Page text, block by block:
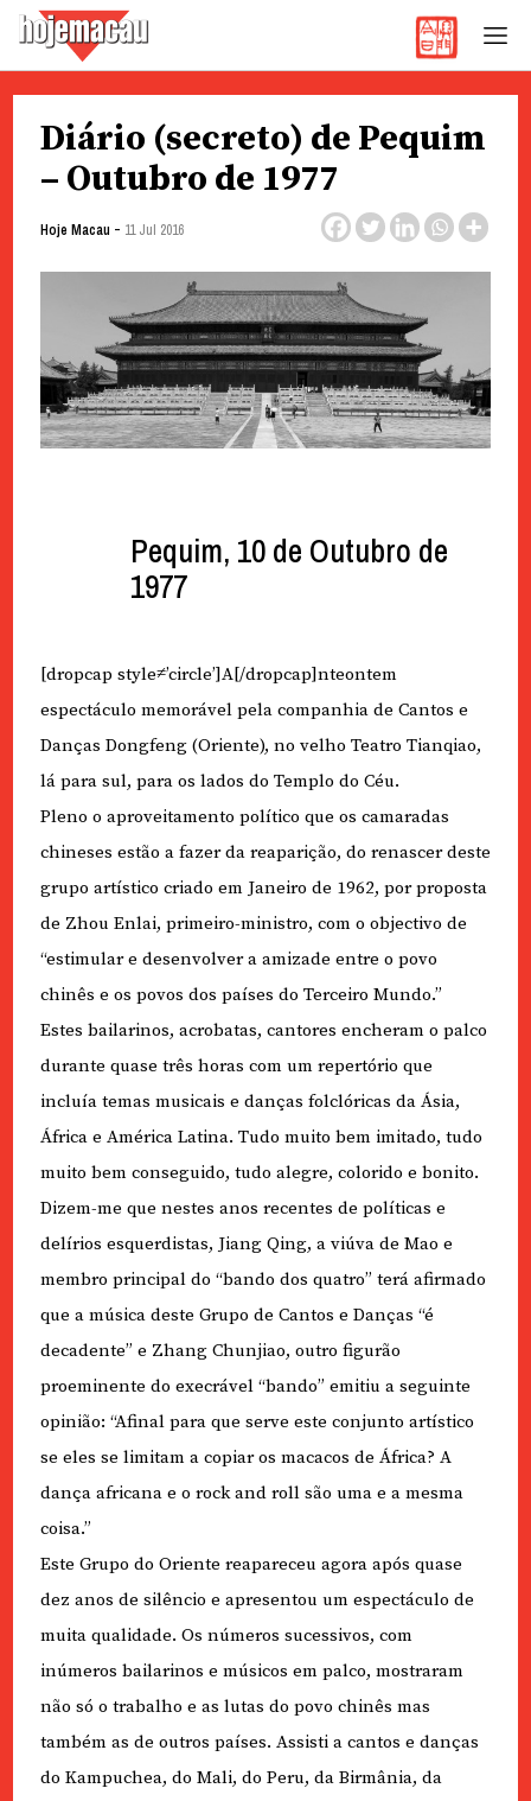
Diário (secreto) de Pequim
– Outubro de 1977
Hoje Macau - 11 Jul 2016
Pequim, 10 de Outubro de
1977
[dropcap style≠’circle’]A[/dropcap]nteontem
espectáculo memorável pela companhia de Cantos e
Danças Dongfeng (Oriente), no velho Teatro Tianqiao,
lá para sul, para os lados do Templo do Céu.
Pleno o aproveitamento político que os camaradas
chineses estão a fazer da reaparição, do renascer deste
grupo artístico criado em Janeiro de 1962, por proposta
de Zhou Enlai, primeiro-ministro, com o objectivo de
“estimular e desenvolver a amizade entre o povo
chinês e os povos dos países do Terceiro Mundo.”
Estes bailarinos, acrobatas, cantores encheram o palco
durante quase três horas com um repertório que
incluía temas musicais e danças folclóricas da Ásia,
África e América Latina. Tudo muito bem imitado, tudo
muito bem conseguido, tudo alegre, colorido e bonito.
Dizem-me que nestes anos recentes de políticas e
delírios esquerdistas, Jiang Qing, a viúva de Mao e
membro principal do “bando dos quatro” terá afirmado
que a música deste Grupo de Cantos e Danças “é
decadente” e Zhang Chunjiao, outro figurão
proeminente do execrável “bando” emitiu a seguinte
opinião: “Afinal para que serve este conjunto artístico
se eles se limitam a copiar os macacos de África? A
dança africana e o rock and roll são uma e a mesma
coisa.”
Este Grupo do Oriente reapareceu agora após quase
dez anos de silêncio e apresentou um espectáculo de
muita qualidade. Os números sucessivos, com
inúmeros bailarinos e músicos em palco, mostraram
não só o trabalho e as lutas do povo chinês mas
também as de outros países. Assisti a cantos e danças
do Kampuchea, do Mali, do Peru, da Birmânia, da